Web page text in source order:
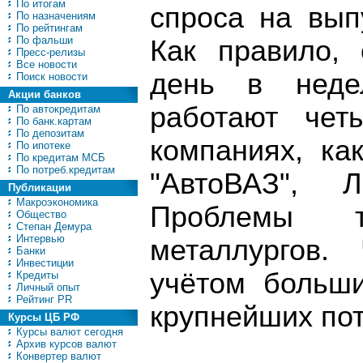
По итогам
По назначениям
По рейтингам
По фальши
Пресс-релизы
Все новости
Поиск новости
Акции банков
По автокредитам
По банк.картам
По депозитам
По ипотеке
По кредитам МСБ
По потреб.кредитам
Публикации
Макроэкономика
Общество
Степан Демура
Интервью
Банки
Инвестиции
Кредиты
Личный опыт
Рейтинг PR
Курсы ЦБ РФ
Курсы валют сегодня
Архив курсов валют
Конвертер валют
спроса на
Как правило,
день в
работают
компаниях,
"АвтоВАЗ",
Проблемы
учётом
крупнейших